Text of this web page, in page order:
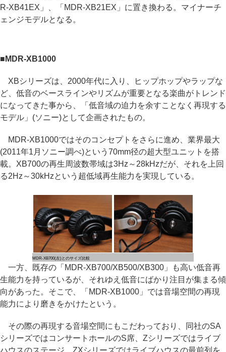
R-XB41EX」、「MDR-XB21EX」に置き換わる。マイナーチ
ェンジモデルとなる。
■MDR-XB1000
XBシリーズは、2000年代に入り、ヒップホップやラップな
ど、低音のベースラインやリズムが重要となる楽曲がトレンド
になってきた事から、「低音域の迫力を余すことなく再現する
モデル」(ソニー)として企画されたもの。
MDR-XB1000ではそのコンセプトをさらに進め、業界最大
(2011年1月ソニー調べ)という70mm径の超大型ユニットを搭
載。XB700の再生周波数帯域は3Hz～28kHzだが、それを上回
る2Hz～30kHzという超低域再生能力を実現している。
MDR-XB700(左)とのサイズ比較
一方、既存の「MDR-XB700/XB500/XB300」も高い低音再
生能力を持っているが、それゆえ低音にばかり注目が集まる傾
向があった。そこで、「MDR-XB1000」では音場空間の再現
能力により磨きをかけたという。
その際の再現する音場空間にもこだわっており、同社のSA
シリーズではコンサートホールのS席、Zシリーズではライブ
ハウスのステージ、ZXシリーズではライブハウスの最前列を